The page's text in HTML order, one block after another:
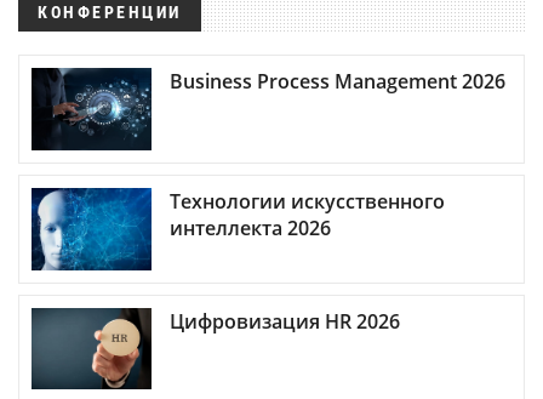
КОНФЕРЕНЦИИ
Business Process Management 2026
Технологии искусственного
интеллекта 2026
Цифровизация HR 2026